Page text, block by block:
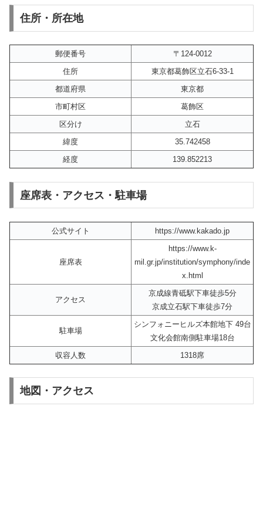
住所・所在地
郵便番号
〒124-0012
住所
東京都葛飾区立石6-33-1
都道府県
東京都
市町村区
葛飾区
区分け
立石
緯度
35.742458
経度
139.852213
座席表・アクセス・駐車場
公式サイト https://www.kakado.jp
座席表
https://www.k-
mil.gr.jp/institution/symphony/inde
x.html
アクセス
京成線青砥駅下車徒歩5分
京成立石駅下車徒歩7分
駐車場
シンフォニーヒルズ本館地下 49台
文化会館南側駐車場18台
収容人数
1318席
地図・アクセス